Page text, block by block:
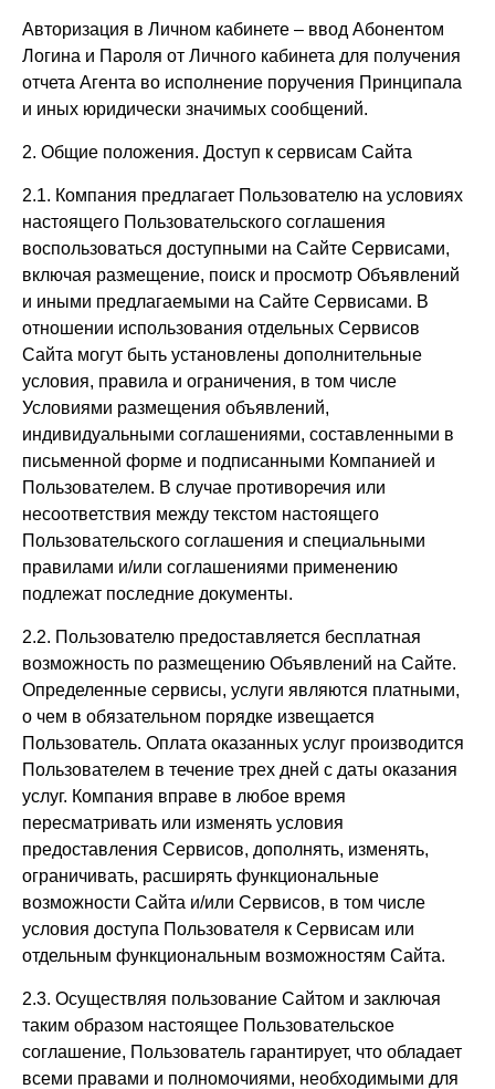
Авторизация в Личном кабинете – ввод Абонентом
Логина и Пароля от Личного кабинета для получения
отчета Агента во исполнение поручения Принципала
и иных юридически значимых сообщений.
2. Общие положения. Доступ к сервисам Сайта
2.1. Компания предлагает Пользователю на условиях
настоящего Пользовательского соглашения
воспользоваться доступными на Сайте Сервисами,
включая размещение, поиск и просмотр Объявлений
и иными предлагаемыми на Сайте Сервисами. В
отношении использования отдельных Сервисов
Сайта могут быть установлены дополнительные
условия, правила и ограничения, в том числе
Условиями размещения объявлений,
индивидуальными соглашениями, составленными в
письменной форме и подписанными Компанией и
Пользователем. В случае противоречия или
несоответствия между текстом настоящего
Пользовательского соглашения и специальными
правилами и/или соглашениями применению
подлежат последние документы.
2.2. Пользователю предоставляется бесплатная
возможность по размещению Объявлений на Сайте.
Определенные сервисы, услуги являются платными,
о чем в обязательном порядке извещается
Пользователь. Оплата оказанных услуг производится
Пользователем в течение трех дней с даты оказания
услуг. Компания вправе в любое время
пересматривать или изменять условия
предоставления Сервисов, дополнять, изменять,
ограничивать, расширять функциональные
возможности Сайта и/или Сервисов, в том числе
условия доступа Пользователя к Сервисам или
отдельным функциональным возможностям Сайта.
2.3. Осуществляя пользование Сайтом и заключая
таким образом настоящее Пользовательское
соглашение, Пользователь гарантирует, что обладает
всеми правами и полномочиями, необходимыми для